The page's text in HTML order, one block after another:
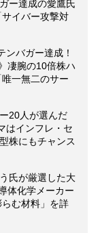
ー達成の愛鷹氏
イバー攻撃対
バガー達成！
凄腕の10倍株ハ
一無二のサー
20人が選んだ
はインフレ・セ
株にもチャンス
氏が厳選した大
体化学メーカー
む材料」を詳